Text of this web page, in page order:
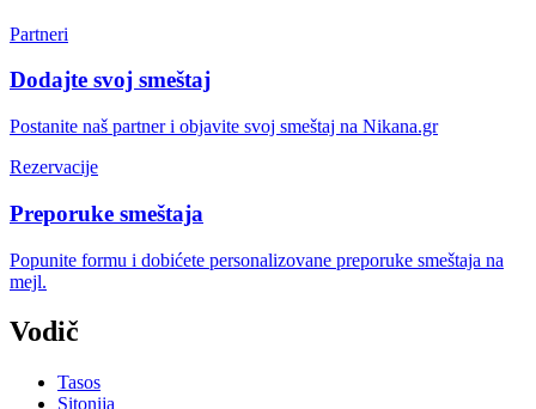
Partneri
Dodajte svoj smeštaj
Postanite naš partner i objavite svoj smeštaj na Nikana.gr
Rezervacije
Preporuke smeštaja
Popunite formu i dobićete personalizovane preporuke smeštaja na
mejl.
Vodič
Tasos
Sitonija